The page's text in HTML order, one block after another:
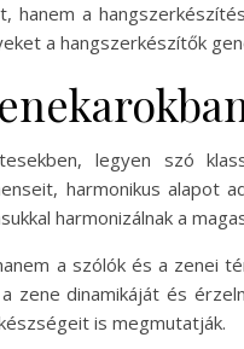
hanem a
a hangszerkészítők
legyen szó
harmonikus alapot
harmonizálnak a
a szólók és a zenei
zene dinamikáját és
is megmutatják.